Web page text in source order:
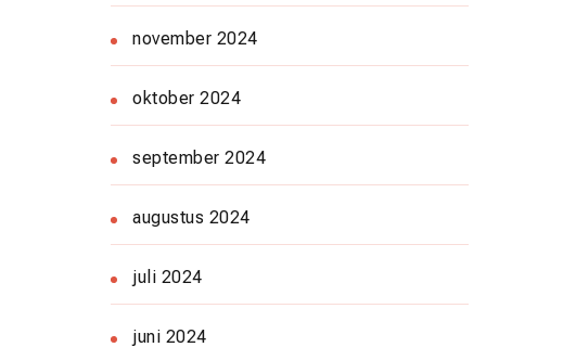
november 2024
oktober 2024
september 2024
augustus 2024
juli 2024
juni 2024